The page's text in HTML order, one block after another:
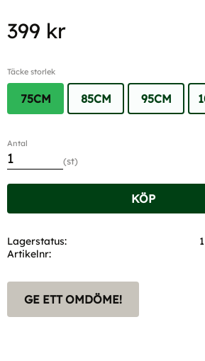
399 kr
Täcke storlek
75CM 85CM 95CM
Antal
st
KÖP
Lagerstatus
Artikelnr
GE ETT OMDÖME!